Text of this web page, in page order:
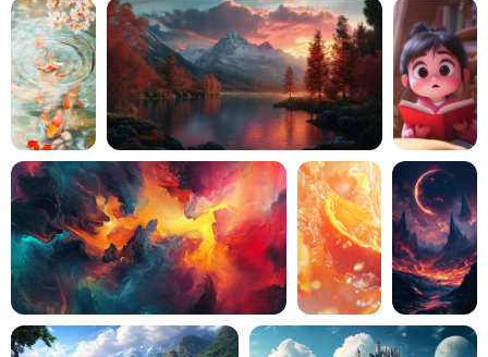
Generador de disparos a la cabeza Pro
Generador de disparos a la cabeza con IA
Creador de fotos de pasaporte
Herramientas de video
Efectos de video
Potenciador de video